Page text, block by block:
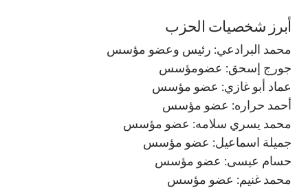
أبرز شخصيات الحزب
محمد البرادعي: رئيس وعضو مؤسس
جورج إسحق: عضومؤسس
عماد أبو غازي: عضو مؤسس
أحمد حراره: عضو مؤسس
محمد يسري سلامه: عضو مؤسس
جميلة اسماعيل: عضو مؤسس
حسام عيسى: عضو مؤسس
محمد غنيم: عضو مؤسس